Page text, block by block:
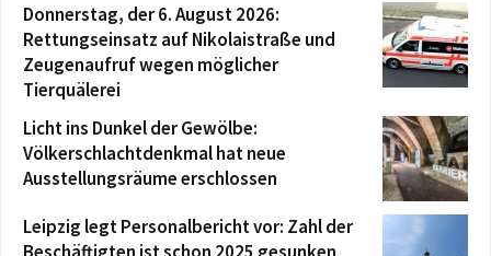
Donnerstag, der 6. August 2026:
Rettungseinsatz auf Nikolaistraße und
Zeugenaufruf wegen möglicher
Tierquälerei
Licht ins Dunkel der Gewölbe:
Völkerschlachtdenkmal hat neue
Ausstellungsräume erschlossen
Leipzig legt Personalbericht vor: Zahl der